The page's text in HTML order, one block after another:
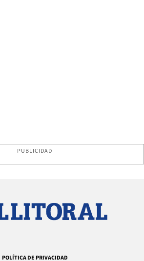
PUBLICIDAD
POLÍTICA DE PRIVACIDAD